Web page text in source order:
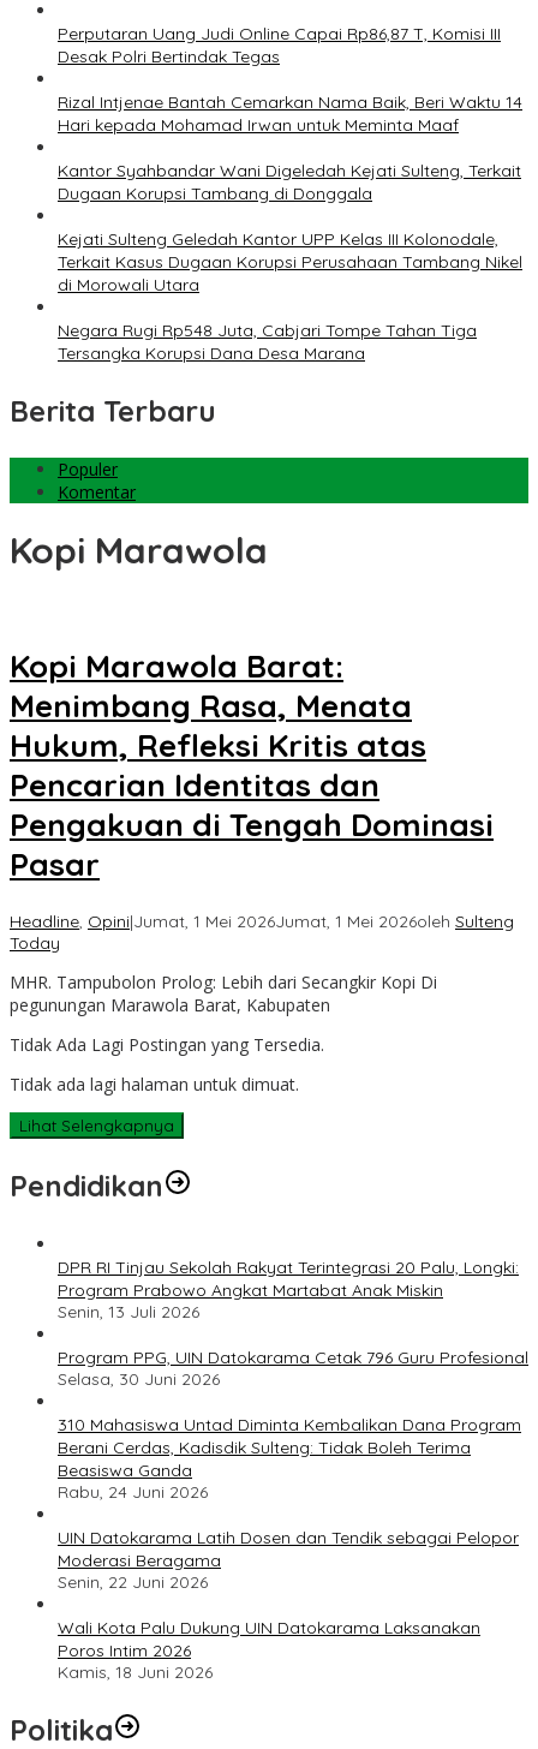
Perputaran Uang Judi Online Capai Rp86,87 T, Komisi III
Desak Polri Bertindak Tegas
Rizal Intjenae Bantah Cemarkan Nama Baik, Beri Waktu 14
Hari kepada Mohamad Irwan untuk Meminta Maaf
Kantor Syahbandar Wani Digeledah Kejati Sulteng, Terkait
Dugaan Korupsi Tambang di Donggala
Kejati Sulteng Geledah Kantor UPP Kelas III Kolonodale,
Terkait Kasus Dugaan Korupsi Perusahaan Tambang Nikel
di Morowali Utara
Negara Rugi Rp548 Juta, Cabjari Tompe Tahan Tiga
Tersangka Korupsi Dana Desa Marana
Berita Terbaru
Populer
Komentar
Kopi Marawola
Kopi Marawola Barat:
Menimbang Rasa, Menata
Hukum, Refleksi Kritis atas
Pencarian Identitas dan
Pengakuan di Tengah Dominasi
Pasar
Headline, Opini|Jumat, 1 Mei 2026Jumat, 1 Mei 2026oleh Sulteng
Today
MHR. Tampubolon Prolog: Lebih dari Secangkir Kopi Di
pegunungan Marawola Barat, Kabupaten
Tidak Ada Lagi Postingan yang Tersedia.
Tidak ada lagi halaman untuk dimuat.
Lihat Selengkapnya
Pendidikan
DPR RI Tinjau Sekolah Rakyat Terintegrasi 20 Palu, Longki:
Program Prabowo Angkat Martabat Anak Miskin
Senin, 13 Juli 2026
Program PPG, UIN Datokarama Cetak 796 Guru Profesional
Selasa, 30 Juni 2026
310 Mahasiswa Untad Diminta Kembalikan Dana Program
Berani Cerdas, Kadisdik Sulteng: Tidak Boleh Terima
Beasiswa Ganda
Rabu, 24 Juni 2026
UIN Datokarama Latih Dosen dan Tendik sebagai Pelopor
Moderasi Beragama
Senin, 22 Juni 2026
Wali Kota Palu Dukung UIN Datokarama Laksanakan
Poros Intim 2026
Kamis, 18 Juni 2026
Politika